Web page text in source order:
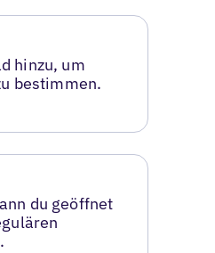
hinzu, um
bestimmen.
du geöffnet